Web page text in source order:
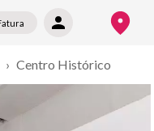
› Centro Histórico